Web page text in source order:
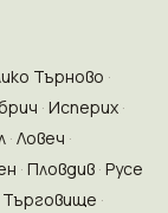
Търново
Исперих
Ловеч
Пловдив Русе
Търговище